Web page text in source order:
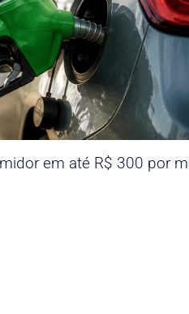
em até R$ 300 por